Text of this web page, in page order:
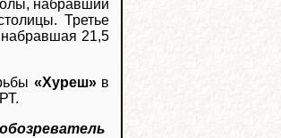
набравший
Третье
набравшая 21,5
«Хуреш»в